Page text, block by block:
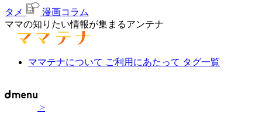
タメ
漫画コラム
ママの知りたい情報が集まるアンテナ
ママテナについて ご利用にあたって タグ一覧
>